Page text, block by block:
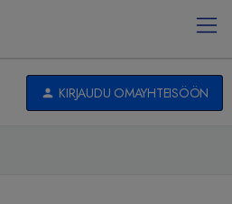
KIRJAUDU OMAYHTEISÖÖN